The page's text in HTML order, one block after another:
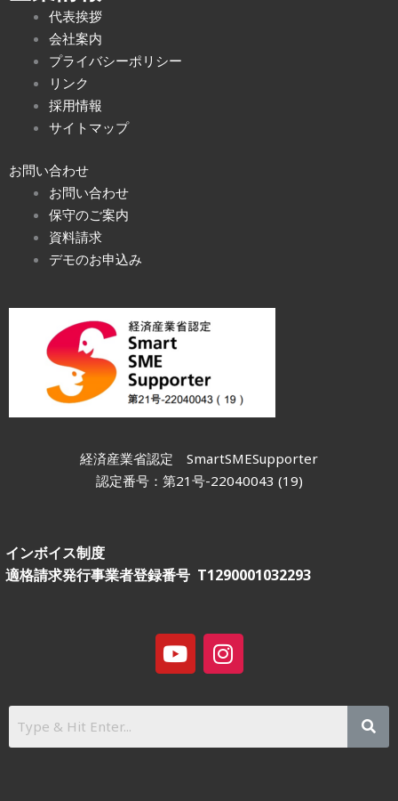
代表挨拶
会社案内
プライバシーポリシー
リンク
採用情報
サイトマップ
お問い合わせ
お問い合わせ
保守のご案内
資料請求
デモのお申込み
経済産業省認定 SmartSMESupporter
認定番号：第21号-22040043 (19)
インボイス制度
適格請求発行事業者登録番号 T1290001032293
Y
o
t
b
I
n
t
g